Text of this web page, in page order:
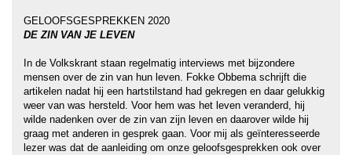
GELOOFSGESPREKKEN 2020
DE ZIN VAN JE LEVEN
In de Volkskrant staan regelmatig interviews met bijzondere
mensen over de zin van hun leven. Fokke Obbema schrijft die
artikelen nadat hij een hartstilstand had gekregen en daar gelukkig
weer van was hersteld. Voor hem was het leven veranderd, hij
wilde nadenken over de zin van zijn leven en daarover wilde hij
graag met anderen in gesprek gaan. Voor mij als geïnteresseerde
lezer was dat de aanleiding om onze geloofsgesprekken ook over